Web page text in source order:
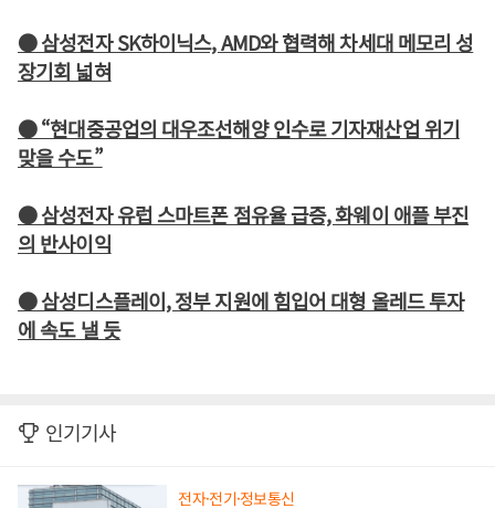
● 삼성전자 SK하이닉스, AMD와 협력해 차세대 메모리 성
장기회 넓혀
● “현대중공업의 대우조선해양 인수로 기자재산업 위기
맞을 수도”
● 삼성전자 유럽 스마트폰 점유율 급증, 화웨이 애플 부진
의 반사이익
● 삼성디스플레이, 정부 지원에 힘입어 대형 올레드 투자
에 속도 낼 듯
인기기사
전자·전기·정보통신